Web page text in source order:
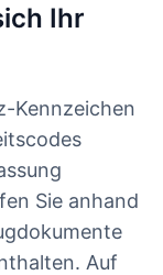
Ihr
Kennzeichen
Sie anhand
Auf